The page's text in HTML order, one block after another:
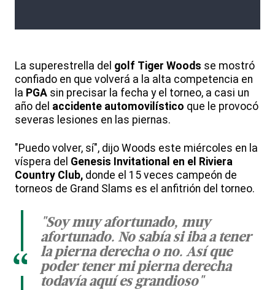
La superestrella del golf Tiger Woods se mostró
confiado en que volverá a la alta competencia en
la PGA sin precisar la fecha y el torneo, a casi un
año del accidente automovilístico que le provocó
severas lesiones en las piernas.
"Puedo volver, sí", dijo Woods este miércoles en la
víspera del Genesis Invitational en el Riviera
Country Club, donde el 15 veces campeón de
torneos de Grand Slams es el anfitrión del torneo.
"Soy muy afortunado, muy
afortunado. No sabía si iba a tener
la pierna derecha o no. Así que
poder tener mi pierna derecha
todavía aquí es grandioso"
“